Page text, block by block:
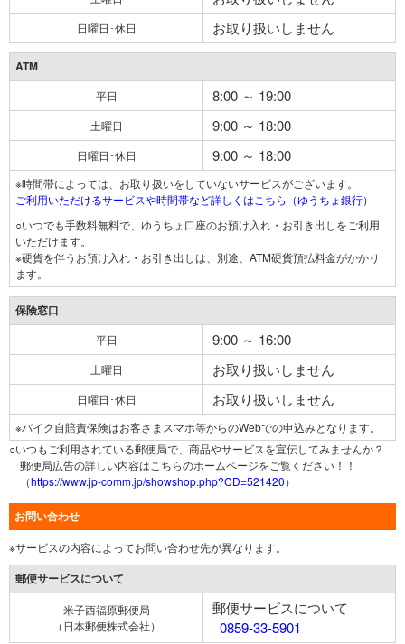
日曜日･休日 お取り扱いしません
ATM
平日 8:00 ～ 19:00
土曜日 9:00 ～ 18:00
日曜日･休日 9:00 ～ 18:00
※時間帯によっては、お取り扱いをしていないサービスがございます。
ご利用いただけるサービスや時間帯など詳しくはこちら（ゆうちょ銀行）
○いつでも手数料無料で、ゆうちょ口座のお預け入れ・お引き出しをご利用
いただけます。
※硬貨を伴うお預け入れ・お引き出しは、別途、ATM硬貨預払料金がかかり
ます。
保険窓口
平日 9:00 ～ 16:00
土曜日 お取り扱いしません
日曜日･休日 お取り扱いしません
※バイク自賠責保険はお客さまスマホ等からのWebでの申込みとなります。
○いつもご利用されている郵便局で、商品やサービスを宣伝してみませんか？
郵便局広告の詳しい内容はこちらのホームページをご覧ください！！
（https://www.jp-comm.jp/showshop.php?CD=521420）
お問い合わせ
※サービスの内容によってお問い合わせ先が異なります。
郵便サービスについて
米子西福原郵便局
（日本郵便株式会社）
郵便サービスについて
0859-33-5901